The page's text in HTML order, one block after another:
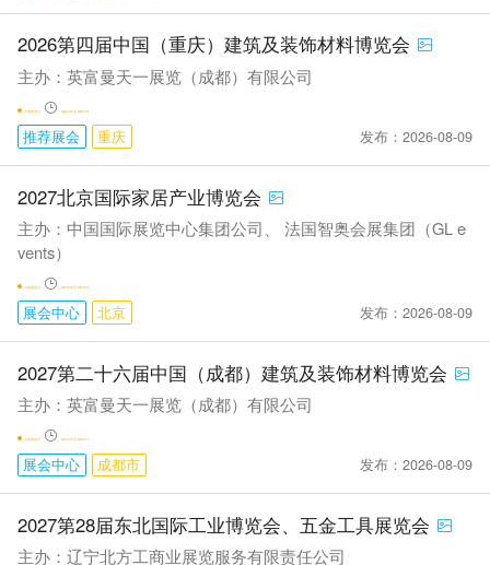
2026第四届中国（重庆）建筑及装饰材料博览会
主办：英富曼天一展览（成都）有限公司
火热报名中 2026-10-29 至 2026-10-31
推荐展会 重庆 发布：2026-08-09
2027北京国际家居产业博览会
主办：中国国际展览中心集团公司、 法国智奥会展集团（GL e
vents）
火热报名中 2027-02-25 至 2027-02-27
展会中心 北京 发布：2026-08-09
2027第二十六届中国（成都）建筑及装饰材料博览会
主办：英富曼天一展览（成都）有限公司
火热报名中 2027-04-15 至 2027-04-17
展会中心 成都市 发布：2026-08-09
2027第28届东北国际工业博览会、五金工具展览会
主办：辽宁北方工商业展览服务有限责任公司